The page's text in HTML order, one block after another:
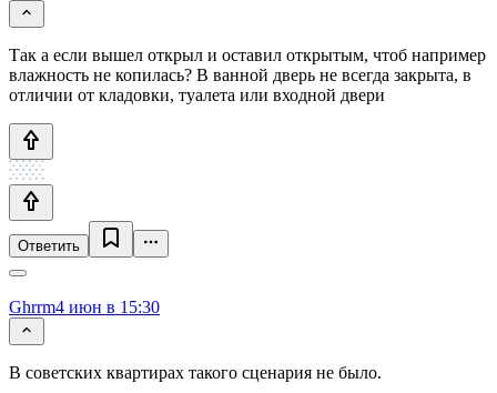
Так а если вышел открыл и оставил открытым, чтоб например
влажность не копилась? В ванной дверь не всегда закрыта, в
отличии от кладовки, туалета или входной двери
Ответить
Ghrrm4 июн в 15:30
В советских квартирах такого сценария не было.